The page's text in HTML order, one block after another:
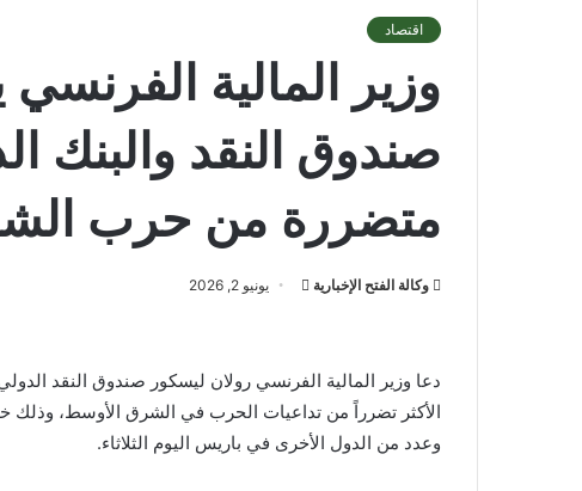
اقتصاد
وزير المالية الفرنسي
صندوق النقد والبنك
متضررة من حرب
وكالة الفتح الإخبارية
أرسل يونيو 2, 2026
دعا وزير المالية الفرنسي رولان ليسكور صندوق النقد
الأكثر تضرراً من تداعيات الحرب في الشرق الأوسط، وذلك
وعدد من الدول الأخرى في باريس اليوم الثلاثاء.